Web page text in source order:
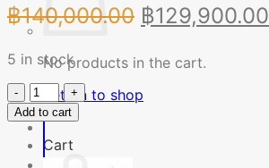
No products in the cart.
Return to shop
Cart
฿140,000.00 Original
was:
฿140,000.00.
฿129,900.00
5 in stock
เครื่อง
ชง
กาแฟ
Professional
Add to cart